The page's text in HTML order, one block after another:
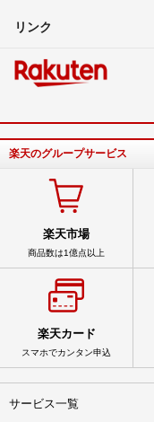
リンク
楽天のグループサービス
楽天市場
商品数は1億点以上
楽天カード
スマホでカンタン申込
サービス一覧